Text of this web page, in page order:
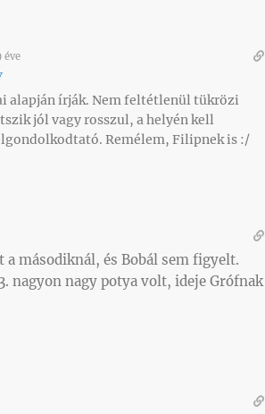
éve
alapján írják. Nem feltétlenül tükrözi
jól vagy rosszul, a helyén kell
Remélem, Filipnek is :/
másodiknál, és Bobál sem figyelt.
nagyon nagy potya volt, ideje Grófnak